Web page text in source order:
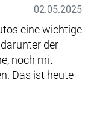
02.05.2025
eine wichtige
der
noch mit
Das ist heute